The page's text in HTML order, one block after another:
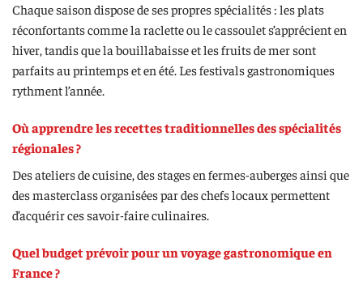
Chaque saison dispose de ses propres spécialités : les plats
réconfortants comme la raclette ou le cassoulet s’apprécient en
hiver, tandis que la bouillabaisse et les fruits de mer sont
parfaits au printemps et en été. Les festivals gastronomiques
rythment l’année.
Où apprendre les recettes traditionnelles des spécialités
régionales ?
Des ateliers de cuisine, des stages en fermes-auberges ainsi que
des masterclass organisées par des chefs locaux permettent
d’acquérir ces savoir-faire culinaires.
Quel budget prévoir pour un voyage gastronomique en
France ?